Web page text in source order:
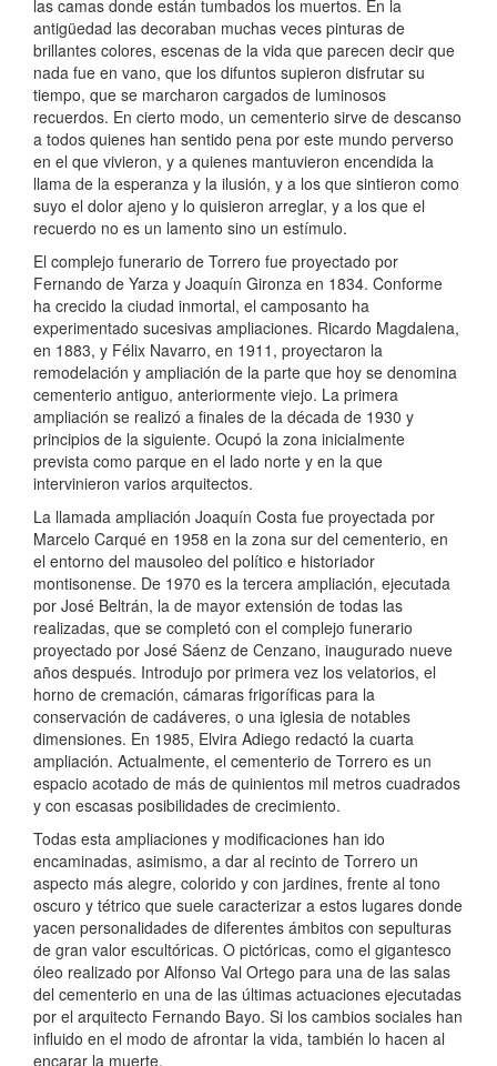
las camas donde están tumbados los muertos. En la
antigüedad las decoraban muchas veces pinturas de
brillantes colores, escenas de la vida que parecen decir que
nada fue en vano, que los difuntos supieron disfrutar su
tiempo, que se marcharon cargados de luminosos
recuerdos. En cierto modo, un cementerio sirve de descanso
a todos quienes han sentido pena por este mundo perverso
en el que vivieron, y a quienes mantuvieron encendida la
llama de la esperanza y la ilusión, y a los que sintieron como
suyo el dolor ajeno y lo quisieron arreglar, y a los que el
recuerdo no es un lamento sino un estímulo.
El complejo funerario de Torrero fue proyectado por
Fernando de Yarza y Joaquín Gironza en 1834. Conforme
ha crecido la ciudad inmortal, el camposanto ha
experimentado sucesivas ampliaciones. Ricardo Magdalena,
en 1883, y Félix Navarro, en 1911, proyectaron la
remodelación y ampliación de la parte que hoy se denomina
cementerio antiguo, anteriormente viejo. La primera
ampliación se realizó a finales de la década de 1930 y
principios de la siguiente. Ocupó la zona inicialmente
prevista como parque en el lado norte y en la que
intervinieron varios arquitectos.
La llamada ampliación Joaquín Costa fue proyectada por
Marcelo Carqué en 1958 en la zona sur del cementerio, en
el entorno del mausoleo del político e historiador
montisonense. De 1970 es la tercera ampliación, ejecutada
por José Beltrán, la de mayor extensión de todas las
realizadas, que se completó con el complejo funerario
proyectado por José Sáenz de Cenzano, inaugurado nueve
años después. Introdujo por primera vez los velatorios, el
horno de cremación, cámaras frigoríficas para la
conservación de cadáveres, o una iglesia de notables
dimensiones. En 1985, Elvira Adiego redactó la cuarta
ampliación. Actualmente, el cementerio de Torrero es un
espacio acotado de más de quinientos mil metros cuadrados
y con escasas posibilidades de crecimiento.
Todas esta ampliaciones y modificaciones han ido
encaminadas, asimismo, a dar al recinto de Torrero un
aspecto más alegre, colorido y con jardines, frente al tono
oscuro y tétrico que suele caracterizar a estos lugares donde
yacen personalidades de diferentes ámbitos con sepulturas
de gran valor escultóricas. O pictóricas, como el gigantesco
óleo realizado por Alfonso Val Ortego para una de las salas
del cementerio en una de las últimas actuaciones ejecutadas
por el arquitecto Fernando Bayo. Si los cambios sociales han
influido en el modo de afrontar la vida, también lo hacen al
encarar la muerte.